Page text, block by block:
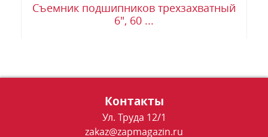
Съемник подшипников трехзахватный
6", 60 ...
Контакты
Ул. Труда 12/1
zakaz@zapmagazin.ru